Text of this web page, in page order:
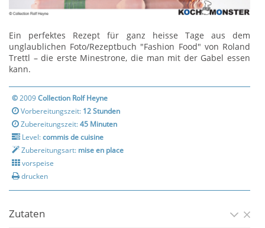
Ein perfektes Rezept für ganz heisse Tage aus dem
unglaublichen Foto/Rezeptbuch "Fashion Food" von Roland
Trettl – die erste Minestrone, die man mit der Gabel essen
kann.
©2009Collection Rolf Heyne
Vorbereitungszeit: 12 Stunden
Zubereitungszeit:45 Minuten
Level:commis de cuisine
Zubereitungsart: mise en place
vorspeise
drucken
Zutaten